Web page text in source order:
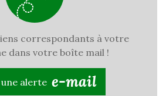
correspondants à votre
dans votre boîte mail !
alerte e-mail